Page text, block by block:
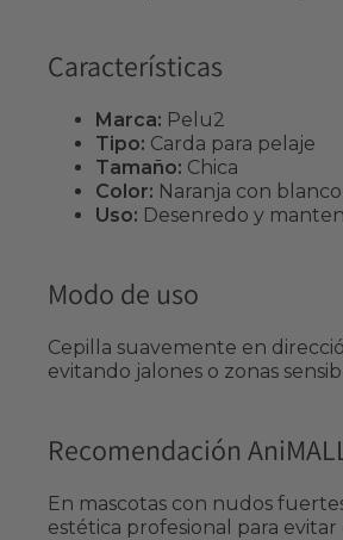
Características
Marca: Pelu2
Tipo: Carda para pelaje
Tamaño: Chica
Color: Naranja con blanco
Uso: Desenredo y
Modo de uso
Cepilla suavemente en
evitando jalones o zonas
Recomendación
En mascotas con nudos
estética profesional para evitar